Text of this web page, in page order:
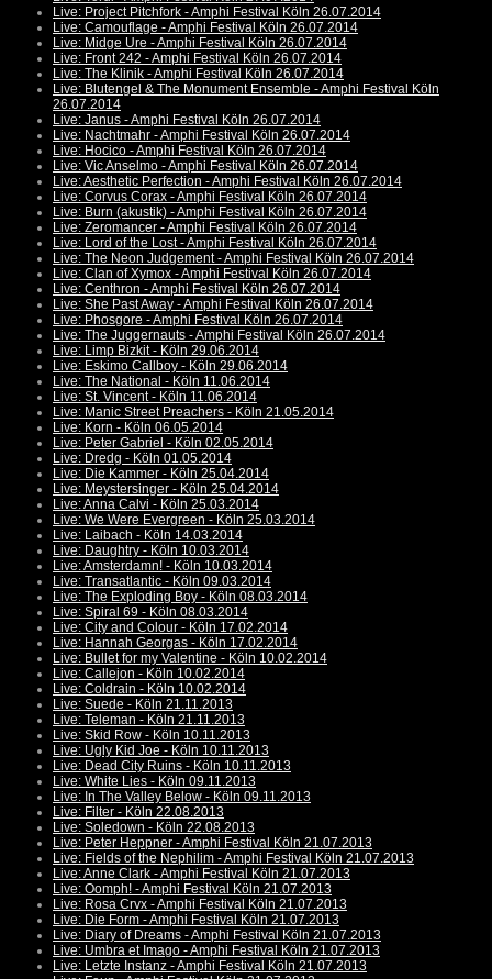
Live: Project Pitchfork - Amphi Festival Köln 26.07.2014
Live: Camouflage - Amphi Festival Köln 26.07.2014
Live: Midge Ure - Amphi Festival Köln 26.07.2014
Live: Front 242 - Amphi Festival Köln 26.07.2014
Live: The Klinik - Amphi Festival Köln 26.07.2014
Live: Blutengel & The Monument Ensemble - Amphi Festival Köln
26.07.2014
Live: Janus - Amphi Festival Köln 26.07.2014
Live: Nachtmahr - Amphi Festival Köln 26.07.2014
Live: Hocico - Amphi Festival Köln 26.07.2014
Live: Vic Anselmo - Amphi Festival Köln 26.07.2014
Live: Aesthetic Perfection - Amphi Festival Köln 26.07.2014
Live: Corvus Corax - Amphi Festival Köln 26.07.2014
Live: Burn (akustik) - Amphi Festival Köln 26.07.2014
Live: Zeromancer - Amphi Festival Köln 26.07.2014
Live: Lord of the Lost - Amphi Festival Köln 26.07.2014
Live: The Neon Judgement - Amphi Festival Köln 26.07.2014
Live: Clan of Xymox - Amphi Festival Köln 26.07.2014
Live: Centhron - Amphi Festival Köln 26.07.2014
Live: She Past Away - Amphi Festival Köln 26.07.2014
Live: Phosgore - Amphi Festival Köln 26.07.2014
Live: The Juggernauts - Amphi Festival Köln 26.07.2014
Live: Limp Bizkit - Köln 29.06.2014
Live: Eskimo Callboy - Köln 29.06.2014
Live: The National - Köln 11.06.2014
Live: St. Vincent - Köln 11.06.2014
Live: Manic Street Preachers - Köln 21.05.2014
Live: Korn - Köln 06.05.2014
Live: Peter Gabriel - Köln 02.05.2014
Live: Dredg - Köln 01.05.2014
Live: Die Kammer - Köln 25.04.2014
Live: Meystersinger - Köln 25.04.2014
Live: Anna Calvi - Köln 25.03.2014
Live: We Were Evergreen - Köln 25.03.2014
Live: Laibach - Köln 14.03.2014
Live: Daughtry - Köln 10.03.2014
Live: Amsterdamn! - Köln 10.03.2014
Live: Transatlantic - Köln 09.03.2014
Live: The Exploding Boy - Köln 08.03.2014
Live: Spiral 69 - Köln 08.03.2014
Live: City and Colour - Köln 17.02.2014
Live: Hannah Georgas - Köln 17.02.2014
Live: Bullet for my Valentine - Köln 10.02.2014
Live: Callejon - Köln 10.02.2014
Live: Coldrain - Köln 10.02.2014
Live: Suede - Köln 21.11.2013
Live: Teleman - Köln 21.11.2013
Live: Skid Row - Köln 10.11.2013
Live: Ugly Kid Joe - Köln 10.11.2013
Live: Dead City Ruins - Köln 10.11.2013
Live: White Lies - Köln 09.11.2013
Live: In The Valley Below - Köln 09.11.2013
Live: Filter - Köln 22.08.2013
Live: Soledown - Köln 22.08.2013
Live: Peter Heppner - Amphi Festival Köln 21.07.2013
Live: Fields of the Nephilim - Amphi Festival Köln 21.07.2013
Live: Anne Clark - Amphi Festival Köln 21.07.2013
Live: Oomph! - Amphi Festival Köln 21.07.2013
Live: Rosa Crvx - Amphi Festival Köln 21.07.2013
Live: Die Form - Amphi Festival Köln 21.07.2013
Live: Diary of Dreams - Amphi Festival Köln 21.07.2013
Live: Umbra et Imago - Amphi Festival Köln 21.07.2013
Live: Letzte Instanz - Amphi Festival Köln 21.07.2013